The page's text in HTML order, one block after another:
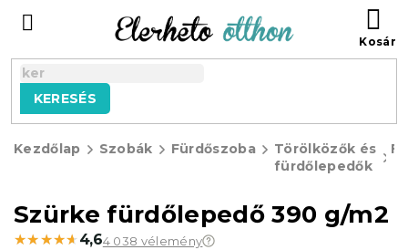
tartalomhoz
KERESÉS
Kezdőlap Szobák Fürdőszoba
Törölközők és
fürdőlepedők
Szürke fürdőlepedő 390 g/m2
★★★★★
★★★★★ 4,64 038 vélemény